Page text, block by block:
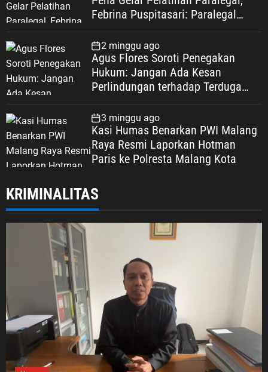
Febrina Puspitasari: Paralegal
Keadilan Warga Depok
2 minggu ago
Agus Flores Soroti Penegakan
Hukum: Jangan Ada Kesan
Perlindungan terhadap Terduga
Dipertaruhkan
3 minggu ago
Kasi Humas Benarkan PWI Malang
Raya Resmi Laporkan Hotman
Paris ke Polresta Malang Kota
KRIMINALITAS